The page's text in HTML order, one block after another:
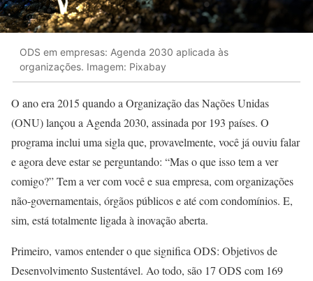
ODS em empresas: Agenda 2030 aplicada às
organizações. Imagem: Pixabay
O ano era 2015 quando a Organização das Nações Unidas
(ONU) lançou a Agenda 2030, assinada por 193 países. O
programa inclui uma sigla que, provavelmente, você já ouviu falar
e agora deve estar se perguntando: “Mas o que isso tem a ver
comigo?” Tem a ver com você e sua empresa, com organizações
não-governamentais, órgãos públicos e até com condomínios. E,
sim, está totalmente ligada à inovação aberta.
Primeiro, vamos entender o que significa ODS: Objetivos de
Desenvolvimento Sustentável. Ao todo, são 17 ODS com 169